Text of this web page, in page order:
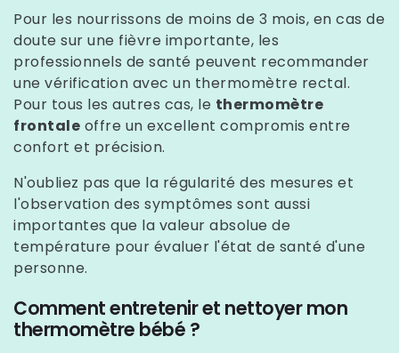
Pour les nourrissons de moins de 3 mois, en cas de
doute sur une fièvre importante, les
professionnels de santé peuvent recommander
une vérification avec un thermomètre rectal.
Pour tous les autres cas, le thermomètre
frontale offre un excellent compromis entre
confort et précision.
N'oubliez pas que la régularité des mesures et
l'observation des symptômes sont aussi
importantes que la valeur absolue de
température pour évaluer l'état de santé d'une
personne.
Comment entretenir et nettoyer mon
thermomètre bébé ?